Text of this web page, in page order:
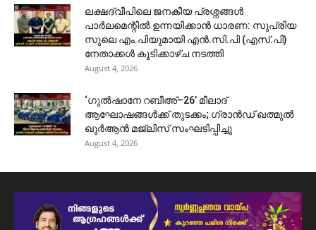
ലക്ഷദ്വീപിലെ ജനകീയ പ്രശ്നങ്ങൾ
പാർലമെന്റിൽ ഉന്നയിക്കാൻ ധാരണ: സുപ്രിയ
സുലെ എം.പിയുമായി എൻ.സി.പി (എസ്.പി)
നേതാക്കൾ കൂടിക്കാഴ്ച നടത്തി
August 4, 2026
‘ഗുൽഷാനേ റബീഅ്–26’ മീലാദ്
ആഘോഷങ്ങൾക്ക് തുടക്കം; ഗ്രാൻഡ് ഖത്മുൽ
ഖുർആൻ മജ്‌ലിസ് സംഘടിപ്പിച്ചു
August 4, 2026